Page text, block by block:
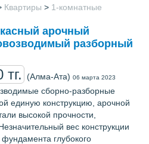
Квартиры > 1-комнатные
арочный
разборный
тг. (Алма-Ата) 06 марта 2023
сборно-разборные
единую конструкцию, арочной
высокой прочности,
вес конструкции
глубокого